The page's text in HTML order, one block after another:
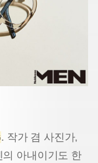
. 작가 겸 사진가,
아내이기도 한